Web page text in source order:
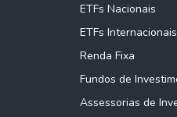
ETFs Nacionais
ETFs Internacionais
Renda Fixa
Fundos de
Assessorias de